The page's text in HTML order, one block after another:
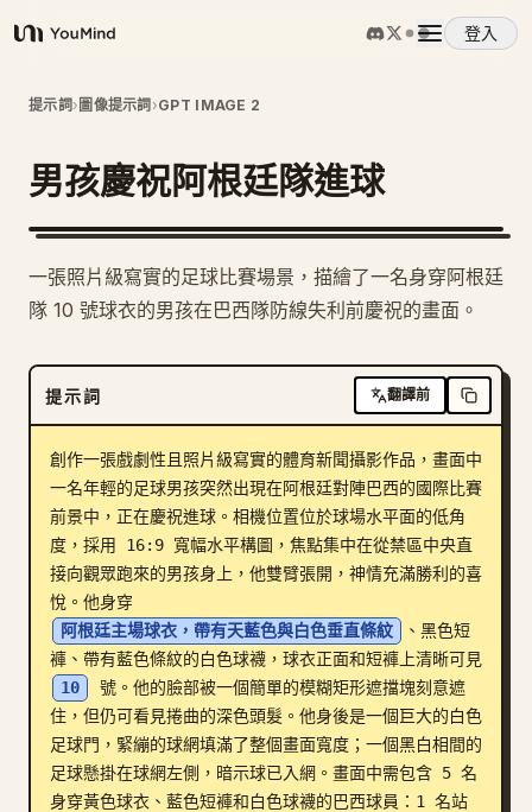
YouMind
登入
概覽
使用案例
定價
下載
部落格
更新
提示詞› 圖像提示詞 ›GPT IMAGE 2
男孩慶祝阿根廷隊進球
一張照片級寫實的足球比賽場景，描繪了一名身穿阿根廷
隊 10 號球衣的男孩在巴西隊防線失利前慶祝的畫面。
提示詞 翻譯前
創作一張戲劇性且照片級寫實的體育新聞攝影作品，畫面中
一名年輕的足球男孩突然出現在阿根廷對陣巴西的國際比賽
前景中，正在慶祝進球。相機位置位於球場水平面的低角
度，採用 16:9 寬幅水平構圖，焦點集中在從禁區中央直
接向觀眾跑來的男孩身上，他雙臂張開，神情充滿勝利的喜
悅。他身穿
阿根廷主場球衣，帶有天藍色與白色垂直條紋
、黑色短
10
號。他的臉部被一個簡單的模糊矩形遮擋塊刻意遮
住，但仍可看見捲曲的深色頭髮。他身後是一個巨大的白色
足球門，緊繃的球網填滿了整個畫面寬度；一個黑白相間的
足球懸掛在球網左側，暗示球已入網。畫面中需包含 5 名
身穿黃色球衣、藍色短褲和白色球襪的巴西球員：1 名站